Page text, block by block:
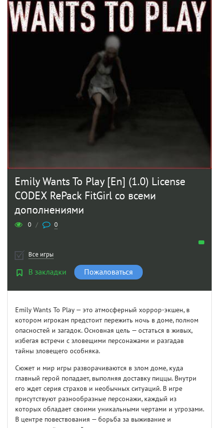
Emily Wants To Play [En] (1.0) License
CODEX RePack FitGirl со всеми
дополнениями
0 / 0
Все игры
В закладки Пожаловаться
Emily Wants To Play — это атмосферный хоррор-экшен, в
котором игрокам предстоит пережить ночь в доме, полном
опасностей и загадок. Основная цель — остаться в живых,
избегая встречи с зловещими персонажами и разгадав
тайны зловещего особняка.
Сюжет и мир игры разворачиваются в злом доме, куда
главный герой попадает, выполняя доставку пиццы. Внутри
его ждет серия страхов и необычных ситуаций. В игре
присутствуют разнообразные персонажи, каждый из
которых обладает своими уникальными чертами и угрозами.
В центре повествования — борьба за выживание и